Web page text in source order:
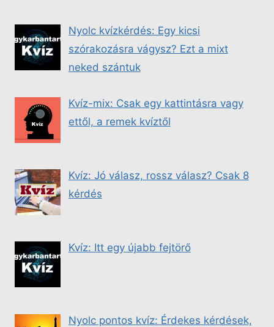
Nyolc kvízkérdés: Egy kicsi
szórakozásra vágysz? Ezt a mixt
neked szántuk
Kvíz-mix: Csak egy kattintásra vagy
ettől, a remek kvíztől
Kvíz: Jó válasz, rossz válasz? Csak 8
kérdés
Kvíz: Itt egy újabb fejtörő
Nyolc pontos kvíz: Érdekes kérdések,